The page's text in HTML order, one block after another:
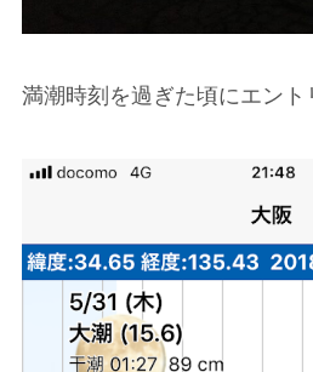
満潮時刻を過ぎた頃にエント